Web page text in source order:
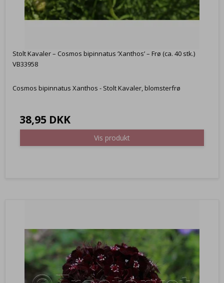
Stolt Kavaler – Cosmos bipinnatus ‘Xanthos’ – Frø (ca. 40 stk.)
VB33958
Cosmos bipinnatus Xanthos - Stolt Kavaler, blomsterfrø
38,95 DKK
Vis produkt